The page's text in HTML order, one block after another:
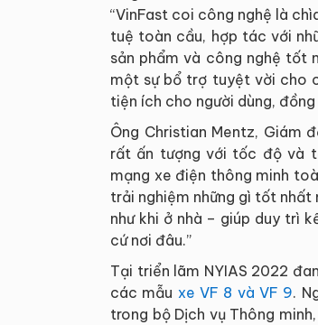
“VinFast coi công nghệ là
tuệ toàn cầu, hợp tác với
sản phẩm và công nghệ tốt
một sự bổ trợ tuyệt vời cho
tiện ích cho người dùng,
Ông Christian Mentz, Giám
rất ấn tượng với tốc độ và
mạng xe điện thông minh
trải nghiệm những gì tốt
như khi ở nhà – giúp duy trì
cứ nơi đâu.”
Tại triển lãm NYIAS 2022
các mẫu xe VF 8 và VF 9.
trong bộ Dịch vụ Thông